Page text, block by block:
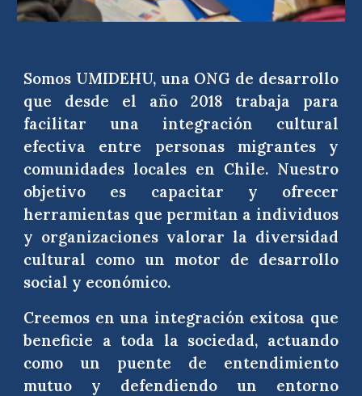
Somos UMIDEHU, una ONG de desarrollo
que desde el año 2018 trabaja para
facilitar una integración cultural
efectiva entre personas migrantes y
comunidades locales en Chile. Nuestro
objetivo es capacitar y ofrecer
herramientas que permitan a individuos
y organizaciones valorar la diversidad
cultural como un motor de desarrollo
social y económico.
Creemos en una integración exitosa que
beneficie a toda la sociedad, actuando
como un puente de entendimiento
mutuo y defendiendo un entorno